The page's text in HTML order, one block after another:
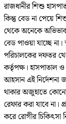
রাজধানীর শিশু
কিন্তু বেড না পেয়ে
থেকে অনেকে
বেড পাওয়া যাচ্ছে
পরিচালকের দফতর
কর্তৃপক্ষ।
আহসান এই নির্দেশনা
থাকার অজুহাতে কোনো
রেফার করা যাবে না।
করে রোগীর চিকিৎসা